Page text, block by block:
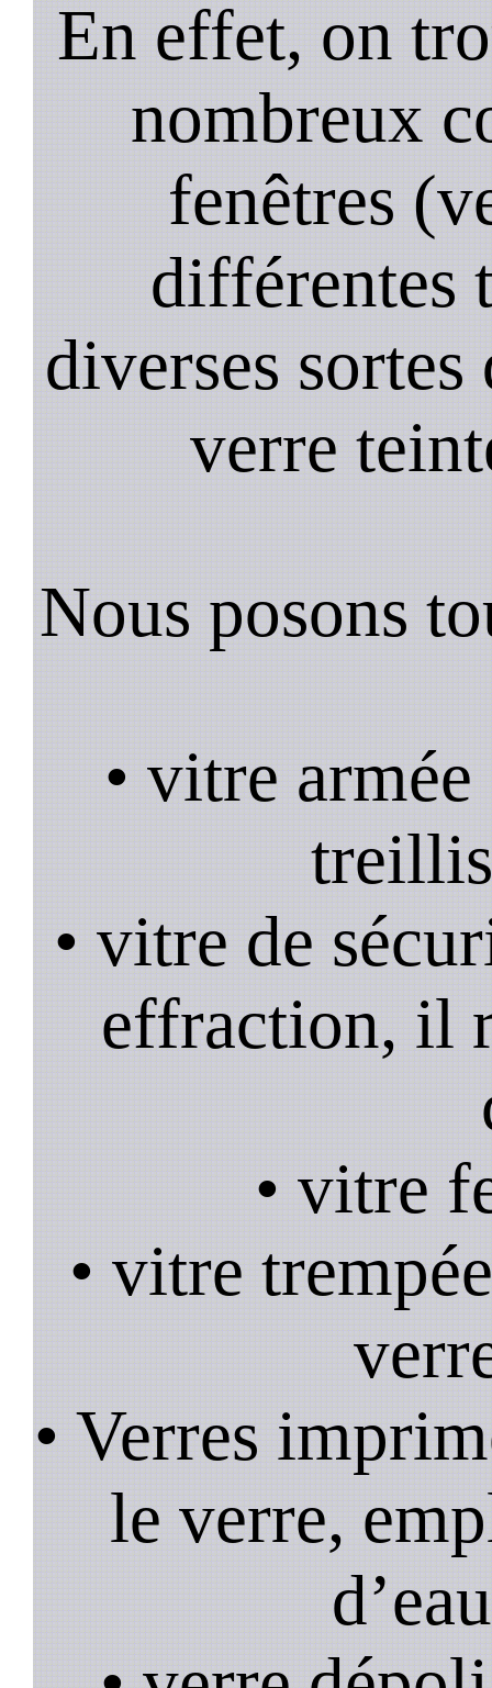
En effet, on
nombreux
fenêtres
différentes
diverses
verre
Nous posons
• vitre
• vitre de
effraction, il
• vitre
• vitre
• Verres
le verre,